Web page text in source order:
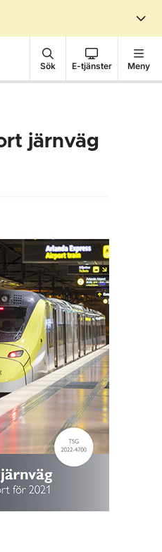
Sök E-tjänster Meny
järnväg